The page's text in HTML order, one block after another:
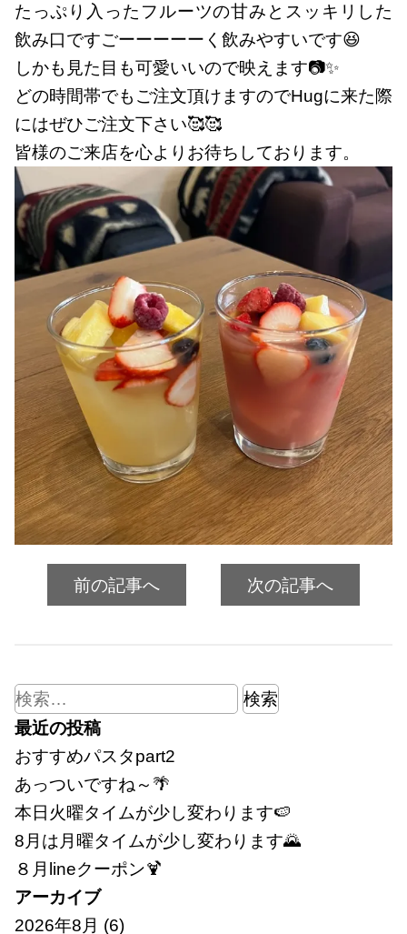
たっぷり入ったフルーツの甘みとスッキリした
飲み口ですごーーーーーく飲みやすいです😆
しかも見た目も可愛いいので映えます📷✨
どの時間帯でもご注文頂けますのでHugに来た際
にはぜひご注文下さい🥰🥰
皆様のご来店を心よりお待ちしております。
前の記事へ 次の記事へ
検
索:
最近の投稿
おすすめパスタpart2
あっついですね～🌴
本日火曜タイムが少し変わります🍉
8月は月曜タイムが少し変わります🌄
８月lineクーポン🍹
アーカイブ
2026年8月 (6)